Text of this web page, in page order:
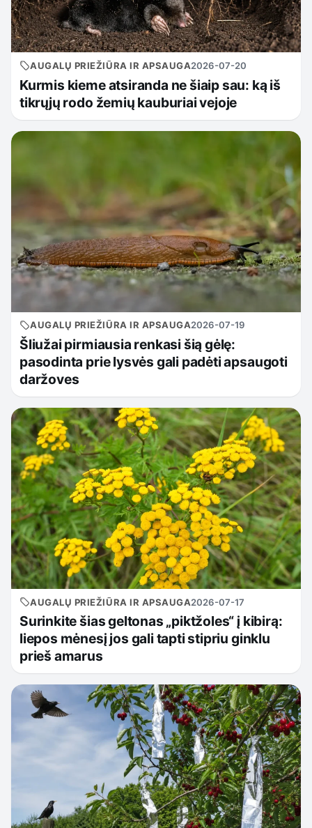
AUGALŲ PRIEŽIŪRA IR APSAUGA2026-07-20
Kurmis kieme atsiranda ne šiaip sau: ką iš
tikrųjų rodo žemių kauburiai vejoje
AUGALŲ PRIEŽIŪRA IR APSAUGA2026-07-19
Šliužai pirmiausia renkasi šią gėlę:
pasodinta prie lysvės gali padėti apsaugoti
daržoves
AUGALŲ PRIEŽIŪRA IR APSAUGA2026-07-17
Surinkite šias geltonas „piktžoles“ į kibirą:
liepos mėnesį jos gali tapti stipriu ginklu
prieš amarus